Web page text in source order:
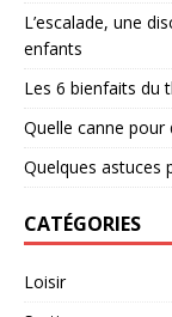
L’escalade, une
enfants
Les 6 bienfaits du
Quelle canne pour
Quelques astuces
CATÉGORIES
Loisir